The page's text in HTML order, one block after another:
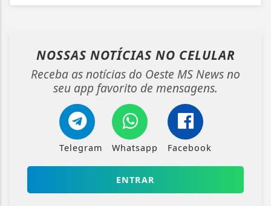
NOSSAS NOTÍCIAS NO CELULAR
Receba as notícias do Oeste MS News no
seu app favorito de mensagens.
Telegram Whatsapp Facebook
ENTRAR